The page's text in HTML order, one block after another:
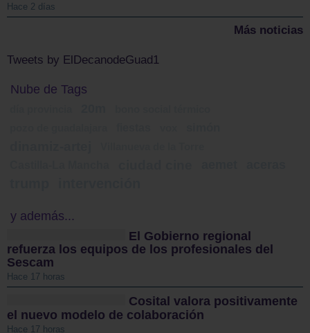
Hace 2 días
Más noticias
Tweets by ElDecanodeGuad1
Nube de Tags
y además...
El Gobierno regional
refuerza los equipos de los profesionales del
Sescam
Hace 17 horas
Cosital valora positivamente
el nuevo modelo de colaboración
Hace 17 horas